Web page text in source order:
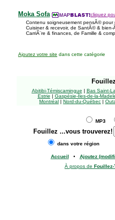
Moka Sofa
cliquez
Contenu soigneusement pensÃ©
Cuisiner & recevoir, de SantÃ© &
CarriÃ¨re & finances, de Famille &
Ajoutez votre site dans cette catégorie
Abitibi-Témiscamingue | Bas Saint-
Estrie | Gaspésie-Îles-de-la-
Montréal | Nord-du-Québec |
MP3
Fouillez ...vous trouverez!
dans votre région
Accueil • Ajoutez
À propos de Fouillez-